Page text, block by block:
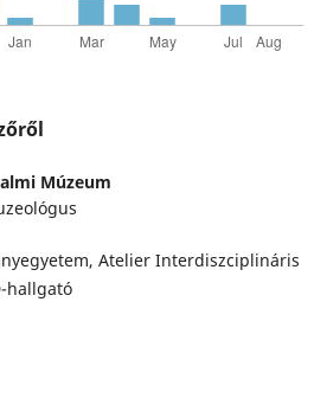
Múzeum
Atelier Interdiszciplináris
hallgató